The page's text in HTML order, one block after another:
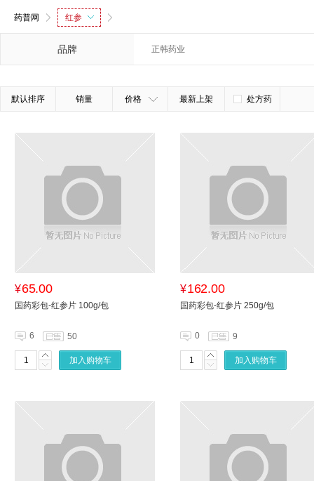
药普网 红参
品牌 正韩药业
默认排序 销量 价格 最新上架 处方药
¥65.00
国药彩包-红参片 100g/包
6 50
加入购物车
¥162.00
国药彩包-红参片 250g/包
0 9
加入购物车